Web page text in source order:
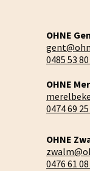
OHNE
0485 53
OHNE
0474 69
OHNE
0476 61